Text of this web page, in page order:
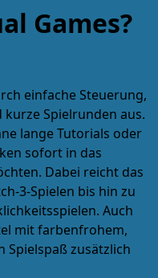
Games?
einfache Steuerung,
Spielrunden aus.
lange Tutorials oder
sofort in das
Dabei reicht das
3-Spielen bis hin zu
Auch
mit farbenfrohem,
Spielspaß zusätzlich